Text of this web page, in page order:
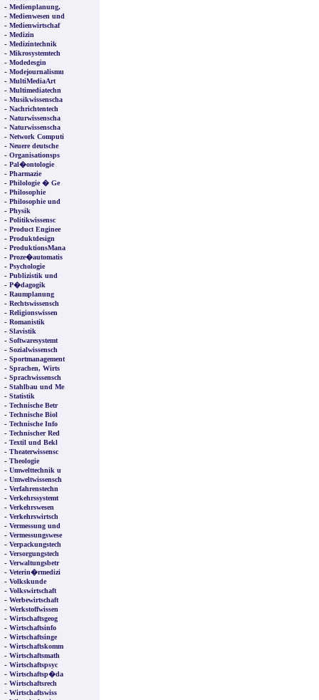
- Medienplanung,
- Medienwesen und
- Medienwirtschaf
- Medizin
- Medizintechnik
- Mikrosystemtech
- Modedesgin
- Modejournalismu
- MultiMediaArt
- Multimediatechn
- Musikwissenscha
- Nachrichtentech
- Naturwissenscha
- Naturwissenscha
- Network Computi
- Neuere deutsche
- Organisationsps
- Pal�ontologie
- Pharmazie
- Philologie � Ge
- Philosophie
- Philosophie und
- Physik
- Politikwissensc
- Product Enginee
- Produktdesign
- ProduktionsMana
- Proze�automatis
- Psychologie
- Publizistik und
- P�dagogik
- Raumplanung
- Rechtswissensch
- Religionswissen
- Romanistik
- Slavistik
- Softwaresystemt
- Sozialwissensch
- Sportmanagement
- Sprachen, Wirts
- Sprachwissensch
- Stahlbau und Me
- Statistik
- Technische Betr
- Technische Biol
- Technische Info
- Technischer Red
- Textil und Bekl
- Theaterwissensc
- Theologie
- Umwelttechnik u
- Umweltwissensch
- Verfahrenstechn
- Verkehrssystemt
- Verkehrswesen
- Verkehrswirtsch
- Vermessung und
- Vermessungswese
- Verpackungstech
- Versorgungstech
- Verwaltungsbetr
- Veterin�rmedizi
- Volkskunde
- Volkswirtschaft
- Werbewirtschaft
- Werkstoffwissen
- Wirtschaftsgeog
- Wirtschaftsinfo
- Wirtschaftsinge
- Wirtschaftskomm
- Wirtschaftsmath
- Wirtschaftspsyc
- Wirtschaftsp�da
- Wirtschaftsrech
- Wirtschaftswiss